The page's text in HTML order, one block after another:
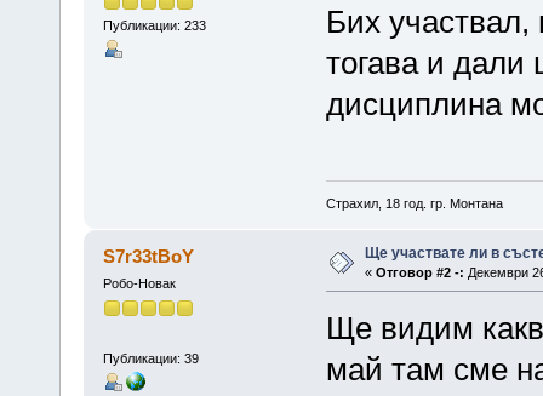
Публикации: 233
Бих
тогава и
дисциплина
Страхил, 18 год. гр. Монтана
S7r33tBoY
Робо-Новак
Публикации: 39
Ще участвате ли в
« Отговор #2 -: Декември
Ще видим
май там сме